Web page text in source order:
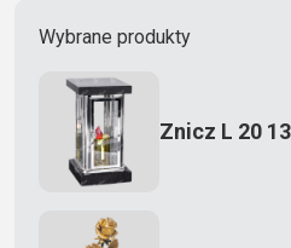
Wybrane produkty
Znicz L 20